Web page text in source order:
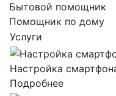
Бытовой помощник
Помощник по дому
Услуги
Настройка
Подробнее